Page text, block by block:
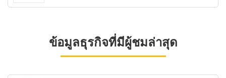
ข้อมูลธุรกิจที่มีผู้ชมล่าสุด